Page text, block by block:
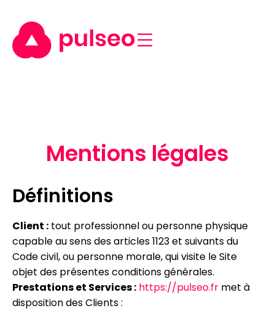
Mentions légales
Définitions
Client : tout professionnel ou personne physique
capable au sens des articles 1123 et suivants du
Code civil, ou personne morale, qui visite le Site
objet des présentes conditions générales.
Prestations et Services : https://pulseo.fr met à
disposition des Clients :